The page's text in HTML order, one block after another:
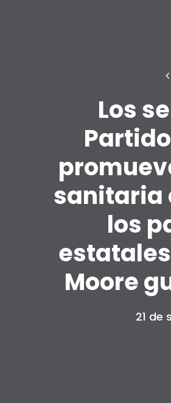
Los
sanitaria
los
Moore
21 de